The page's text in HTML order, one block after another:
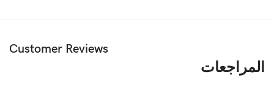
الخاصية
Customer Reviews
المراجعات